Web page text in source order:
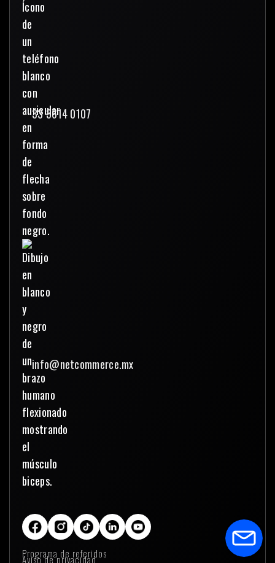
33 3614 0107
info@netcommerce.mx
Programa de referidos
Aviso de privacidad